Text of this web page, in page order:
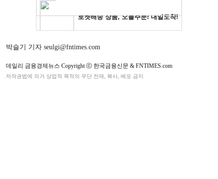
박슬기 기자 seulgi@fntimes.com
데일리 금융경제뉴스 Copyright ⓒ 한국금융신문 & FNTIMES.com
저작권법에 의거 상업적 목적의 무단 전재, 복사, 배포 금지